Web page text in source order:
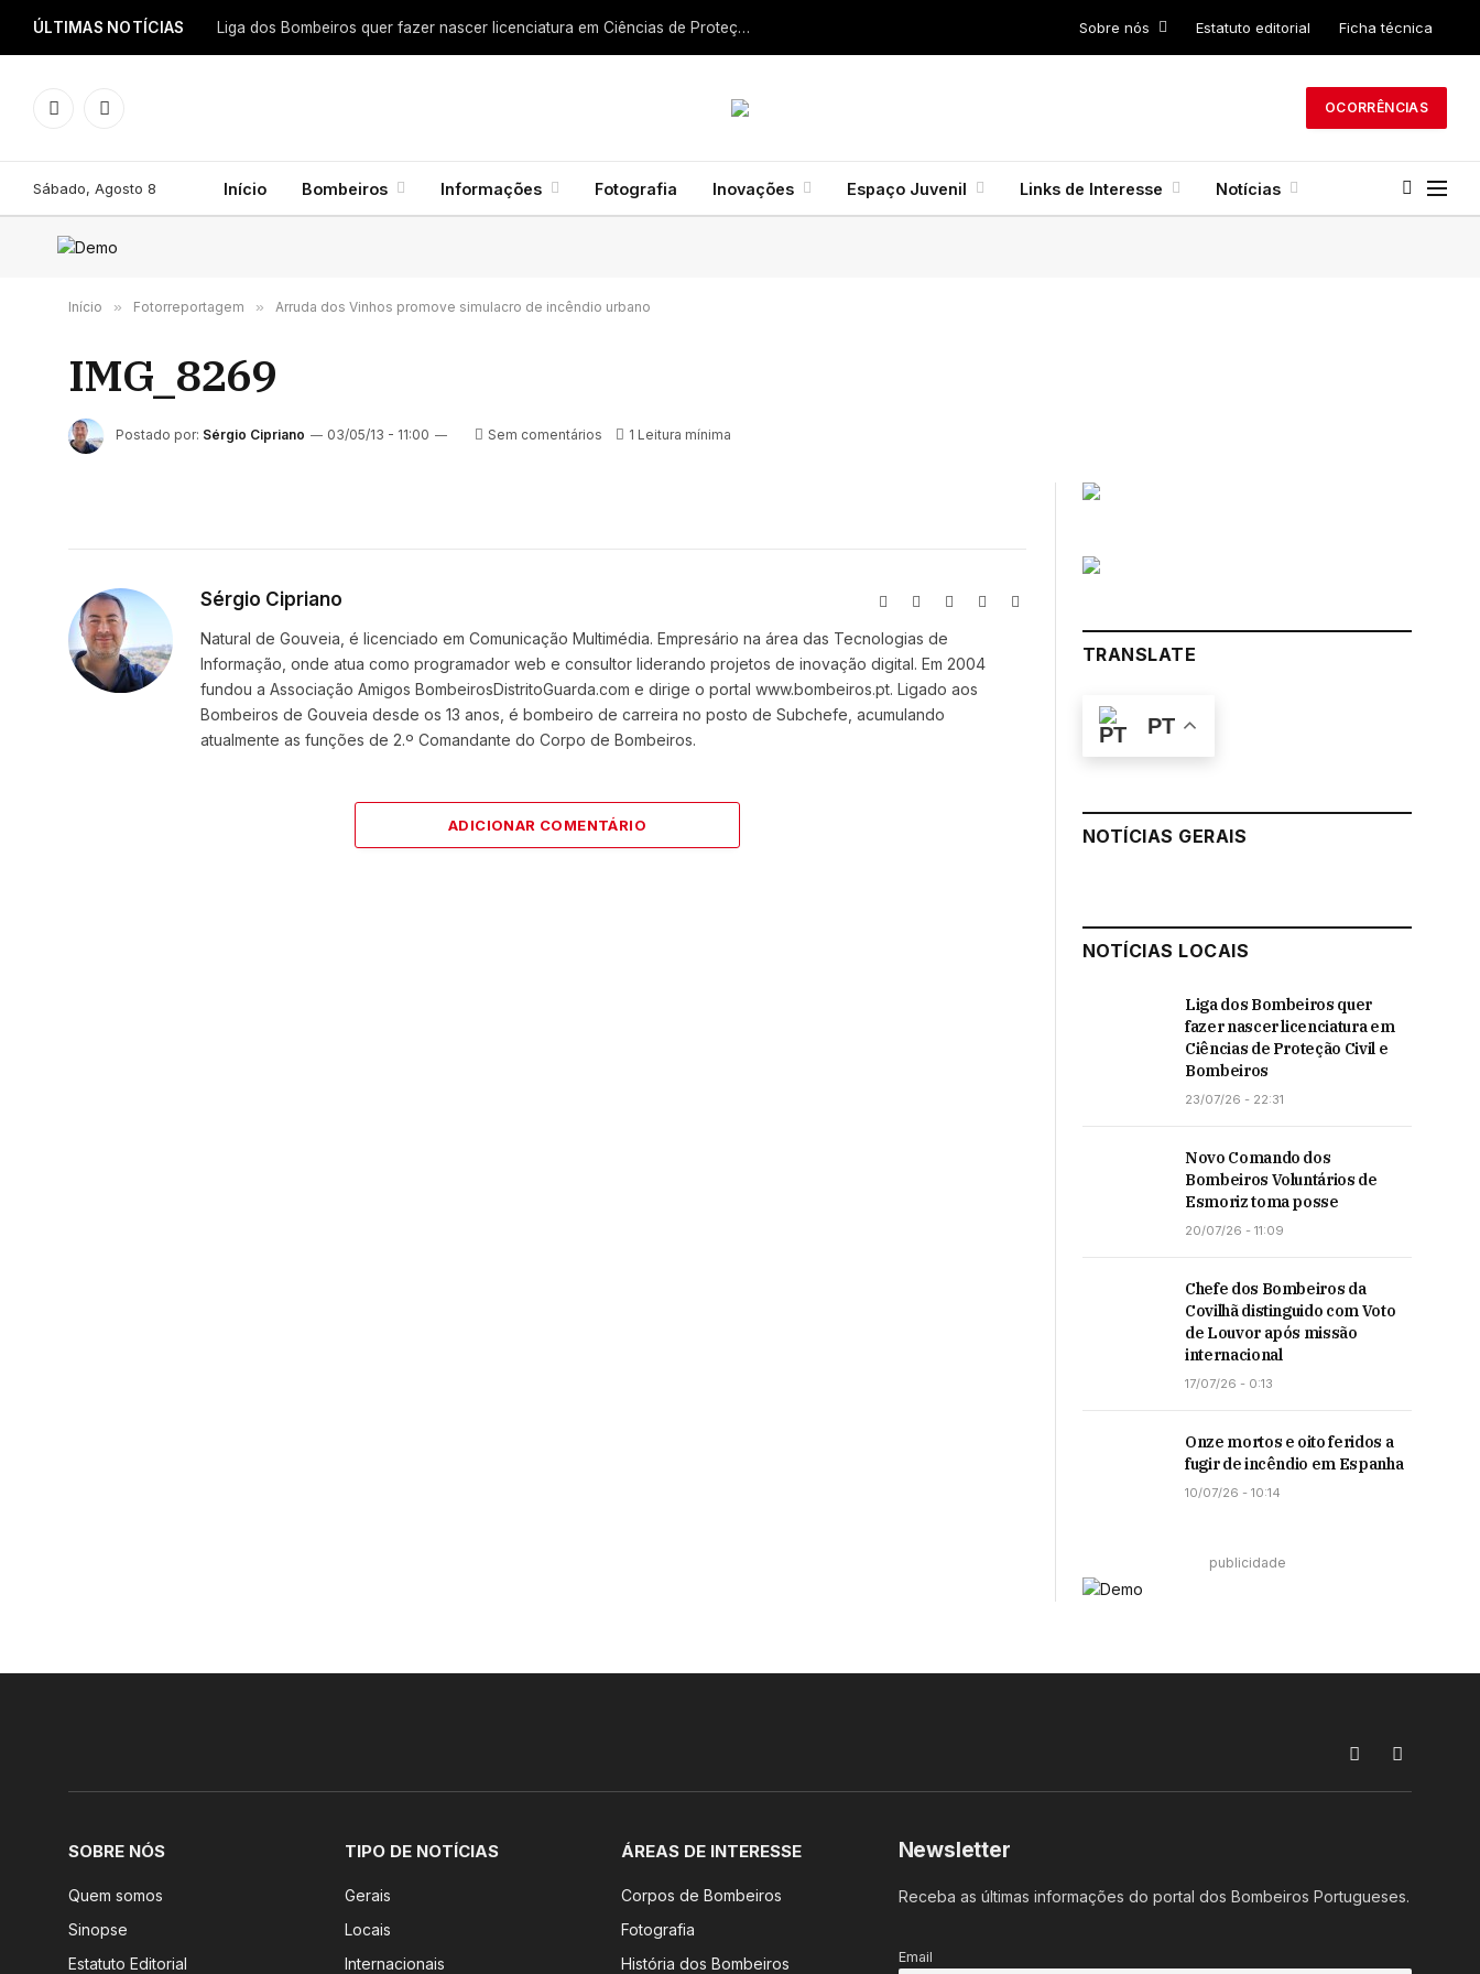
ÚLTIMAS NOTÍCIAS Liga dos Bombeiros quer fazer nascer licenciatura em Ciências de Proteção Civil e Bombeiros Sobre nós Estatuto editorial Ficha técnica
FacebookInstagram
OCORRÊNCIAS
Sábado, Agosto 8 Início Bombeiros Informações Fotografia Inovações Espaço Juvenil Links de Interesse Notícias
Início » Fotorreportagem » Arruda dos Vinhos promove simulacro de incêndio urbano
IMG_8269
Postado por: Sérgio Cipriano 03/05/13 - 11:00 Sem comentários 1 Leitura mínima
Sérgio Cipriano WebsiteFacebook Instagram
Natural de Gouveia, é licenciado em Comunicação Multimédia. Empresário na área das Tecnologias de
Informação, onde atua como programador web e consultor liderando projetos de inovação digital. Em 2004
fundou a Associação Amigos BombeirosDistritoGuarda.com e dirige o portal www.bombeiros.pt. Ligado aos
Bombeiros de Gouveia desde os 13 anos, é bombeiro de carreira no posto de Subchefe, acumulando
atualmente as funções de 2.º Comandante do Corpo de Bombeiros.
ADICIONAR COMENTÁRIO
TRANSLATE
PT
NOTÍCIAS GERAIS
NOTÍCIAS LOCAIS
Liga dos Bombeiros quer
fazer nascer licenciatura em
Ciências de Proteção Civil e
Bombeiros
23/07/26 - 22:31
Novo Comando dos
Bombeiros Voluntários de
Esmoriz toma posse
20/07/26 - 11:09
Chefe dos Bombeiros da
Covilhã distinguido com Voto
de Louvor após missão
internacional
17/07/26 - 0:13
Onze mortos e oito feridos a
fugir de incêndio em Espanha
10/07/26 - 10:14
publicidade
FacebookInstagram
SOBRE NÓS
Quem somos
Sinopse
Estatuto Editorial
TIPO DE NOTÍCIAS
Gerais
Locais
Internacionais
ÁREAS DE INTERESSE
Corpos de Bombeiros
Fotografia
História dos Bombeiros
Newsletter
Receba as últimas informações do portal dos Bombeiros Portugueses.
Email